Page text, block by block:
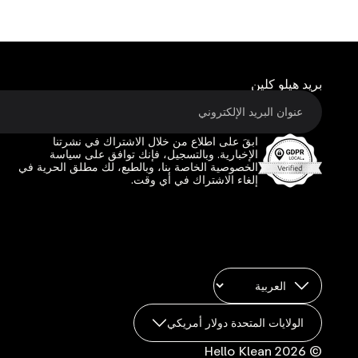
بريد هيلو كلين
ابقَ على اطلاع من خلال الاشتراك في نشرتنا
الإخبارية. وبالتسجيل، فإنك توافق على سياسة
الخصوصية الخاصة بنا، وبالطبع، لك مطلق الحرية في
إلغاء الاشتراك في أي وقت.
الولايات المتحدة دولار أمريكي
© 2026 Hello Klean